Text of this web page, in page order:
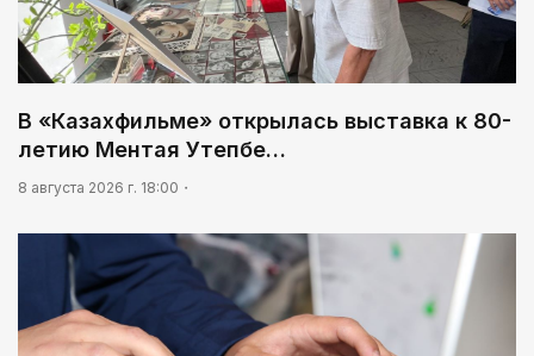
В «Казахфильме» открылась выставка к 80-
летию Ментая Утепбе…
8 августа 2026 г. 18:00